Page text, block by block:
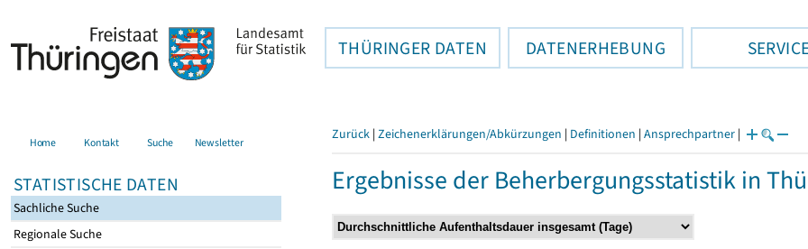
THÜRINGER DATEN DATENERHEBUNG
Home Kontakt Suche Newsletter
STATISTISCHE DATEN
Sachliche Suche
Regionale Suche
Zurück | Zeichenerklärungen/Abkürzungen | Definitionen | Ansprechpartner |
Ergebnisse der Beherbergungsstatistik in